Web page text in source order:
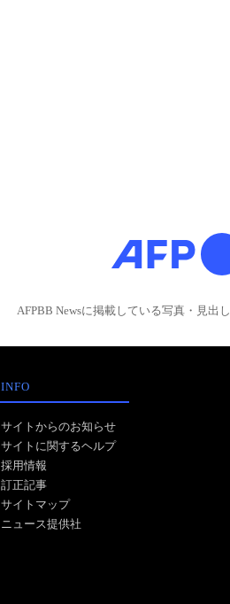
AFPBB Newsに掲載している写真・見出
INFO
サイトからのお知らせ
サイトに関するヘルプ
採用情報
訂正記事
サイトマップ
ニュース提供社